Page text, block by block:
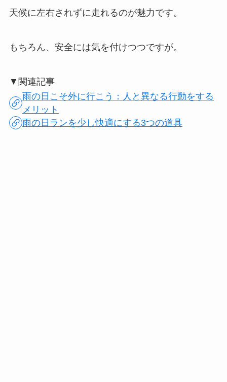
天候に左右されずに走れるのが魅力です。
もちろん、安全には気を付けつつですが。
▼関連記事
雨の日こそ外に行こう：人と異なる行動をする
メリット
雨の日ランを少し快適にする3つの道具